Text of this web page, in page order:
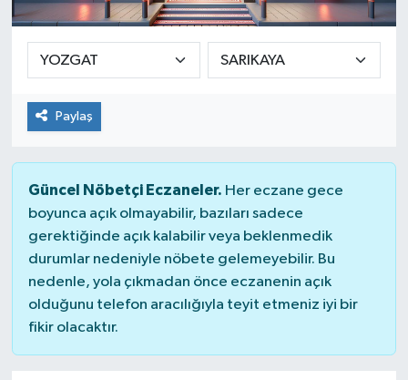
Paylaş
Güncel Nöbetçi Eczaneler. Her eczane gece
boyunca açık olmayabilir, bazıları sadece
gerektiğinde açık kalabilir veya beklenmedik
durumlar nedeniyle nöbete gelemeyebilir. Bu
nedenle, yola çıkmadan önce eczanenin açık
olduğunu telefon aracılığıyla teyit etmeniz iyi bir
fikir olacaktır.